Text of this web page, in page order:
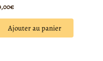
€
Ajouter au panier